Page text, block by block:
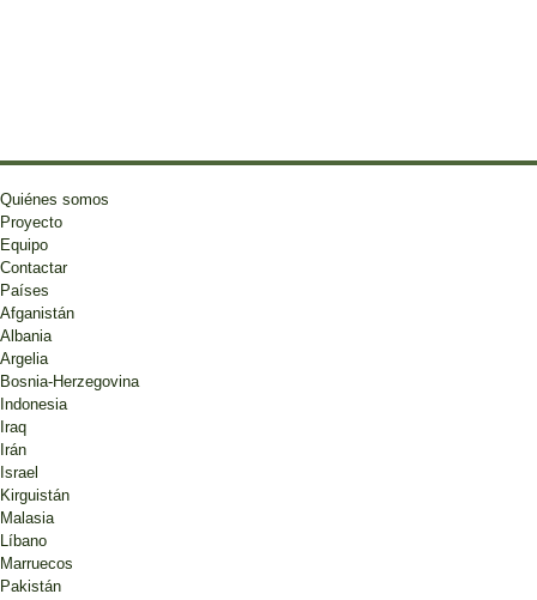
Quiénes somos
Proyecto
Equipo
Contactar
Países
Afganistán
Albania
Argelia
Bosnia-Herzegovina
Indonesia
Iraq
Irán
Israel
Kirguistán
Malasia
Líbano
Marruecos
Pakistán